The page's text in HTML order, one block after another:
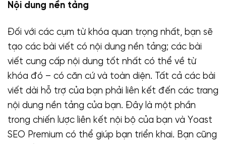
Nội dung nền tảng
Đối với các cụm từ khóa quan trọng nhất, bạn sẽ
tạo các bài viết có nội dung nền tảng; các bài
viết cung cấp nội dung tốt nhất có thể về từ
khóa đó – có căn cứ và toàn diện. Tất cả các bài
viết dài hỗ trợ của bạn phải liên kết đến các trang
nội dung nền tảng của bạn. Đây là một phần
trong chiến lược liên kết nội bộ của bạn và Yoast
SEO Premium có thể giúp bạn triển khai. Bạn cũng